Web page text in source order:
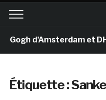
d’Amsterdam et DHL
Étiquette :